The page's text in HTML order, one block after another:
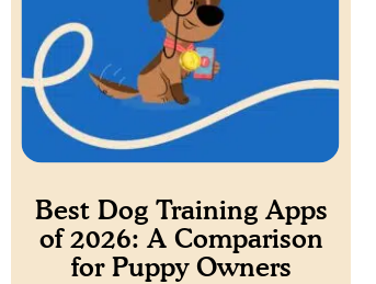
Best Dog Training Apps
of 2026: A Comparison
for Puppy Owners